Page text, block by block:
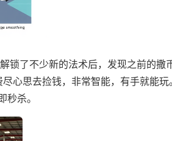
了不少新的法术后，发现之前的撒
心思去捡钱，非常智能，有手就能
杀。